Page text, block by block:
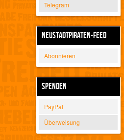
Telegram
NEUSTADTPIRATEN-FEED
Abonnieren
SPENDEN
PayPal
Überweisung